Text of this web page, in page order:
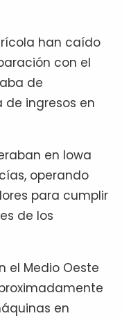
han caído
con el
de
ingresos en
en Iowa
operando
para cumplir
de los
el Medio Oeste
en